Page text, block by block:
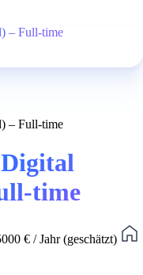
– Full-time
– Full-time
Digital
time
€ / Jahr (geschätzt)